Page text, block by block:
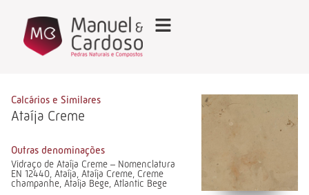
Calcários e Similares
Ataíja Creme
Outras denominações
Vidraço de Ataíja Creme – Nomenclatura
EN 12440, Ataíja, Ataíja Creme, Creme
champanhe, Ataíja Bege, Atlantic Bege